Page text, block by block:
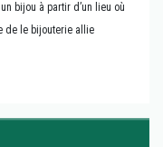
bijou à partir d’un lieu où
de le bijouterie allie